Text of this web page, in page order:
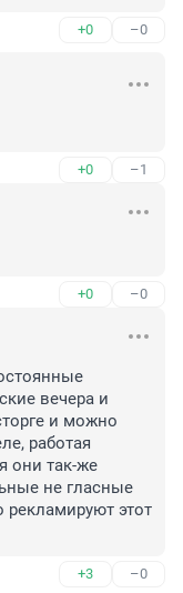
+0 –0
+0 –1
+0 –0
вечера и
и можно
работая
они так-же
не гласные
рекламируют этот
+3 –0